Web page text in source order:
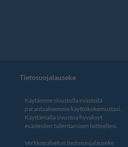
Tietosuojalauseke
Käytämme sivustolla evästeitä
parantaaksemme käyttökokemustasi.
Käyttämällä sivustoa hyväksyt
evästeiden tallentamisen laitteellesi.
Verkkopalvelun tiedosuojalauseke